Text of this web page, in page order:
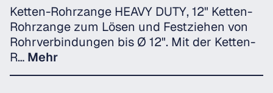
Ketten-Rohrzange HEAVY DUTY, 12" Ketten-
Rohrzange zum Lösen und Festziehen von
Rohrverbindungen bis Ø 12". Mit der Ketten-
R… Mehr